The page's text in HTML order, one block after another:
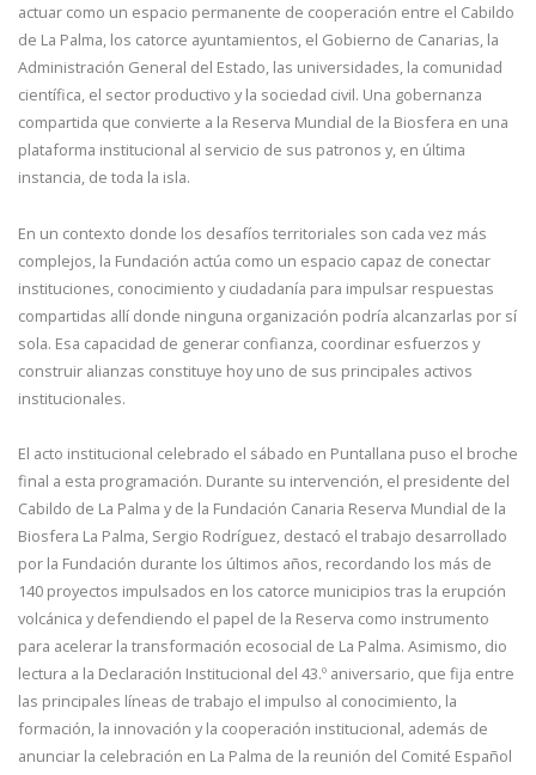
actuar como un espacio permanente de cooperación entre el Cabildo
de La Palma, los catorce ayuntamientos, el Gobierno de Canarias, la
Administración General del Estado, las universidades, la comunidad
científica, el sector productivo y la sociedad civil. Una gobernanza
compartida que convierte a la Reserva Mundial de la Biosfera en una
plataforma institucional al servicio de sus patronos y, en última
instancia, de toda la isla.
En un contexto donde los desafíos territoriales son cada vez más
complejos, la Fundación actúa como un espacio capaz de conectar
instituciones, conocimiento y ciudadanía para impulsar respuestas
compartidas allí donde ninguna organización podría alcanzarlas por sí
sola. Esa capacidad de generar confianza, coordinar esfuerzos y
construir alianzas constituye hoy uno de sus principales activos
institucionales.
El acto institucional celebrado el sábado en Puntallana puso el broche
final a esta programación. Durante su intervención, el presidente del
Cabildo de La Palma y de la Fundación Canaria Reserva Mundial de la
Biosfera La Palma, Sergio Rodríguez, destacó el trabajo desarrollado
por la Fundación durante los últimos años, recordando los más de
140 proyectos impulsados en los catorce municipios tras la erupción
volcánica y defendiendo el papel de la Reserva como instrumento
para acelerar la transformación ecosocial de La Palma. Asimismo, dio
lectura a la Declaración Institucional del 43.º aniversario, que fija entre
las principales líneas de trabajo el impulso al conocimiento, la
formación, la innovación y la cooperación institucional, además de
anunciar la celebración en La Palma de la reunión del Comité Español